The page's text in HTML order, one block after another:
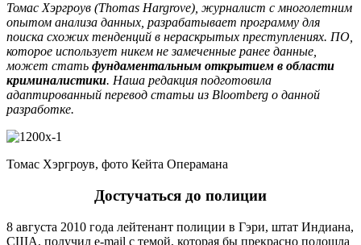
Томас Хэргроув (Thomas Hargrove), журналист с многолетним
опытом анализа данных, разрабатывает программу для
поиска схожих тенденций в нераскрытых преступлениях. ПО,
которое использует никем не замеченные ранее данные,
может стать фундаментальным открытием в области
криминалистики. Наша редакция подготовила
адаптированный перевод статьи из Bloomberg о данной
разработке.
Томас Хэргроув, фото Кейта Операмана
Достучаться до полиции
8 августа 2010 года лейтенант полиции в Гэри, штат Индиана,
США, получил e-mail с темой, которая бы прекрасно подошла